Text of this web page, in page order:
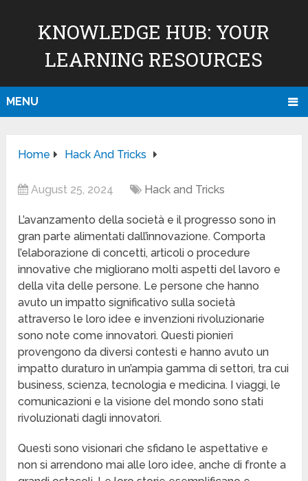
KNOWLEDGE HUB: YOUR
LEARNING RESOURCES
MENU
Home Hack And Tricks
August 25, 2024 Hack and Tricks
L’avanzamento della società e il progresso sono in
gran parte alimentati dall’innovazione. Comporta
l’elaborazione di concetti, articoli o procedure
innovative che migliorano molti aspetti del lavoro e
della vita delle persone. Le persone che hanno
avuto un impatto significativo sulla società
attraverso le loro idee e invenzioni rivoluzionarie
sono note come innovatori. Questi pionieri
provengono da diversi contesti e hanno avuto un
impatto duraturo in un’ampia gamma di settori, tra cui
business, scienza, tecnologia e medicina. I viaggi, le
comunicazioni e la visione del mondo sono stati
rivoluzionati dagli innovatori.
Questi sono visionari che sfidano le aspettative e
non si arrendono mai alle loro idee, anche di fronte a